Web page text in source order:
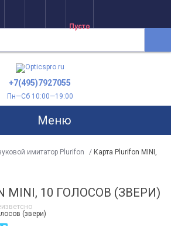
Пусто
+7(495)7927055
Пн—Сб 10:00—19:00
Меню
имитатор Plurifon / Карта Plurifon MINI,
MINI, 10 ГОЛОСОВ (ЗВЕРИ)